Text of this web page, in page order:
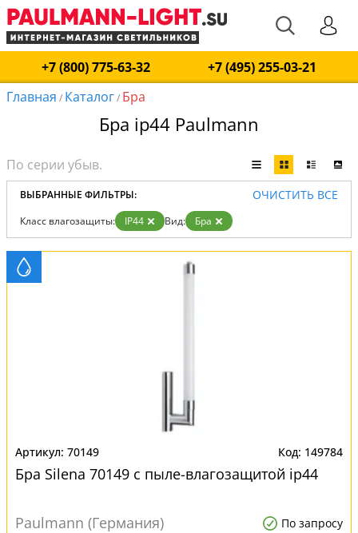
+7 (800) 775-63-32
+7 (495) 255-03-21
Главная / Каталог/ Бра
Бра ip44 Paulmann
ВЫБРАННЫЕ ФИЛЬТРЫ: ОЧИСТИТЬ ВСЕ
Класс влагозащиты: IP44 Вид: Бра
70149 149784
Бра Silena 70149 с пыле-влагозащитой ip44
Paulmann (Германия) По запросу